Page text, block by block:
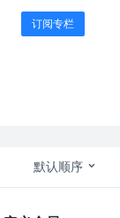
订阅专栏
默认顺序